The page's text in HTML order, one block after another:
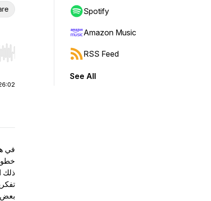
Hold shift to jump forward or backward.
في
ذلك
بعض
Spotify
Amazon Music
RSS Feed
See All